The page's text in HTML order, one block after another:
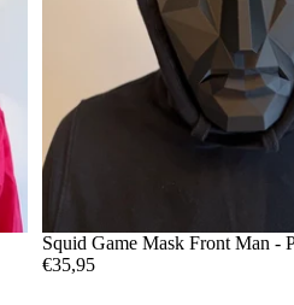
Squid Game Mask Front Man -
€35,95